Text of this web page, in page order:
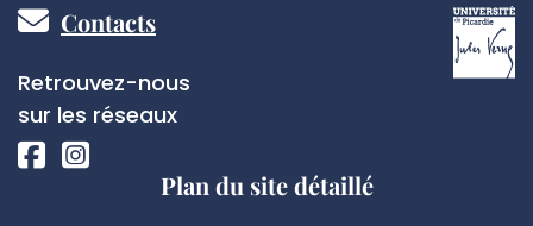
Pied
de
page
Contacts
Réseaux
sociaux
Retrouvez-nous
sur les réseaux
Plan du site détaillé